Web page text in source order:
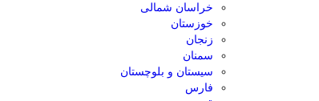
خراسان شمالی
خوزستان
زنجان
سمنان
سیستان و بلوچستان
فارس